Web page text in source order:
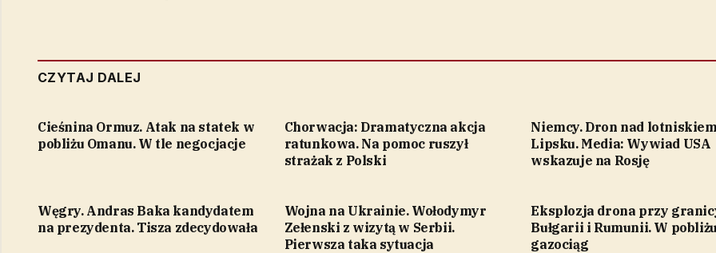
CZYTAJ DALEJ
Cieśnina Ormuz. Atak na statek w
pobliżu Omanu. W tle negocjacje
Chorwacja: Dramatyczna akcja
ratunkowa. Na pomoc ruszył
strażak z Polski
Niemcy. Dron nad
Lipsku. Media: Wywiad USA
wskazuje na Rosję
Węgry. Andras Baka kandydatem
na prezydenta. Tisza zdecydowała
Wojna na Ukrainie. Wołodymyr
Zełenski z wizytą w Serbii.
Pierwsza taka sytuacja
Eksplozja drona przy
Bułgarii i Rumunii. W pobliżu
gazociąg